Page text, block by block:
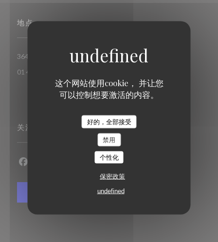
这个网站使用cookie， 并让您
可以控制想要激活的内容。
好的，全部接受
禁用
个性化
保密政策
undefined
地点
364 Bis Rue de Vaugirard 75015 Paris ((在新窗口中打开))
01 42 50 72 17
关注我们
Le Borobudur